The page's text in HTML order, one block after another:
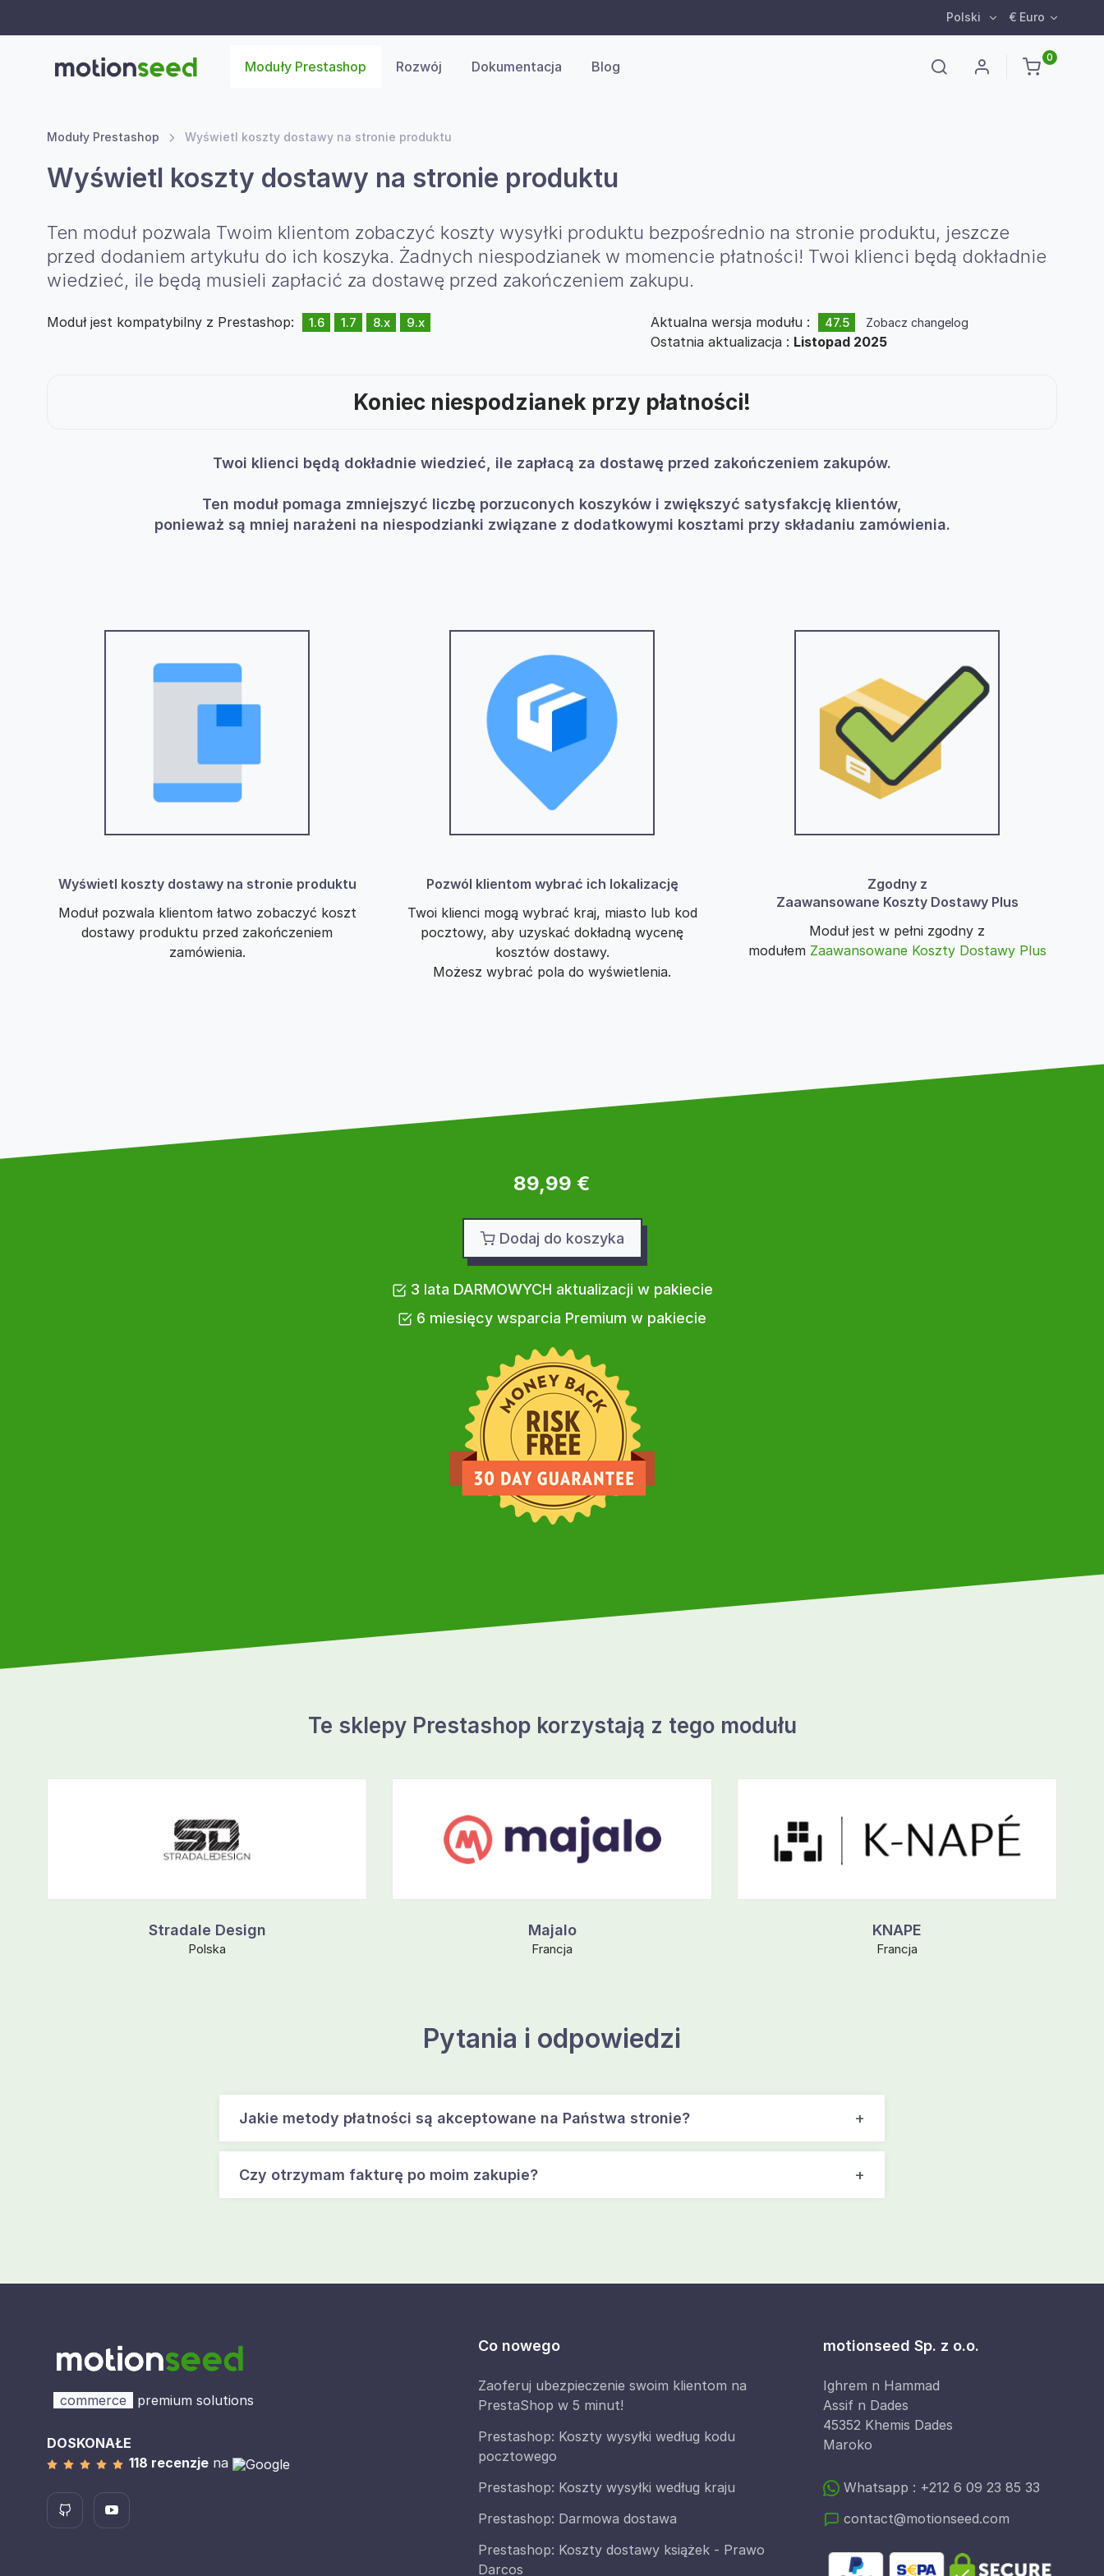
Polski € Euro
0
Moduły Prestashop Rozwój Dokumentacja Blog
Moduły Prestashop Wyświetl koszty dostawy na stronie produktu
Wyświetl koszty dostawy na stronie produktu
Ten moduł pozwala Twoim klientom zobaczyć koszty wysyłki produktu bezpośrednio na stronie produktu, jeszcze
przed dodaniem artykułu do ich koszyka. Żadnych niespodzianek w momencie płatności! Twoi klienci będą dokładnie
wiedzieć, ile będą musieli zapłacić za dostawę przed zakończeniem zakupu.
Moduł jest kompatybilny z Prestashop: 1.6 1.7 8.x 9.x Aktualna wersja modułu : 47.5 Zobacz changelog
Ostatnia aktualizacja : Listopad 2025
Koniec niespodzianek przy płatności!
Twoi klienci będą dokładnie wiedzieć, ile zapłacą za dostawę przed zakończeniem zakupów.
Ten moduł pomaga zmniejszyć liczbę porzuconych koszyków i zwiększyć satysfakcję klientów,
ponieważ są mniej narażeni na niespodzianki związane z dodatkowymi kosztami przy składaniu zamówienia.
Wyświetl koszty dostawy na stronie produktu
Moduł pozwala klientom łatwo zobaczyć koszt
dostawy produktu przed zakończeniem
zamówienia.
Pozwól klientom wybrać ich lokalizację
Twoi klienci mogą wybrać kraj, miasto lub kod
pocztowy, aby uzyskać dokładną wycenę
kosztów dostawy.
Możesz wybrać pola do wyświetlenia.
Zgodny z
Zaawansowane Koszty Dostawy Plus
Moduł jest w pełni zgodny z
modułemZaawansowane Koszty Dostawy Plus
89,99 €
Dodaj do koszyka
3 lata DARMOWYCH aktualizacji w pakiecie
6 miesięcy wsparcia Premium w pakiecie
Te sklepy Prestashop korzystają z tego modułu
Stradale Design
Polska
Majalo
Francja
KNAPE
Francja
Pytania i odpowiedzi
Jakie metody płatności są akceptowane na Państwa stronie?
Czy otrzymam fakturę po moim zakupie?
commerce premium solutions
DOSKONAŁE
118 recenzje na
Co nowego
Zaoferuj ubezpieczenie swoim klientom na
PrestaShop w 5 minut!
Prestashop: Koszty wysyłki według kodu
pocztowego
Prestashop: Koszty wysyłki według kraju
Prestashop: Darmowa dostawa
Prestashop: Koszty dostawy książek - Prawo
Darcos
motionseed Sp. z o.o.
Ighrem n Hammad
Assif n Dades
45352 Khemis Dades
Maroko
Whatsapp : +212 6 09 23 85 33
contact@motionseed.com